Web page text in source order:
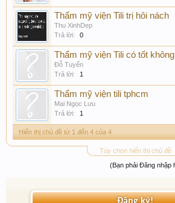
Thẩm mỹ viện Tili trị hôi nách
Thu XinhDep
Trả lời:
0
Thẩm mỹ viện Tili có tốt
Đỗ Tuyến
Trả lời:
1
Thẩm mỹ viện tili tphcm
Mai Ngọc Lưu
Trả lời:
1
Hiển thị chủ đề từ 1 đến 4 của 4
Tùy chọn hiển thị chủ đề
(Bạn phải Đăng nhập